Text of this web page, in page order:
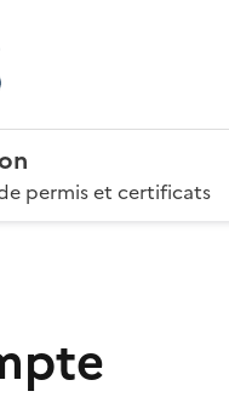
permis et certificats